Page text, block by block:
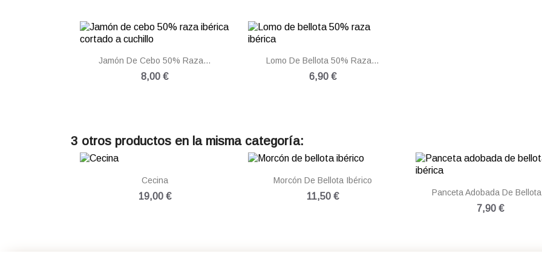
 Vista rápida
Jamón De Cebo 50% Raza...
8,00 €
 Vista rápida
Lomo De Bellota 50% Raza...
6,90 €
3 otros productos en la misma categoría:
Vista rápida
Cecina
19,00 €
 Vista rápida
Morcón De Bellota Ibérico
11,50 €  Vista rápida
Panceta Adobada De
7,90 €